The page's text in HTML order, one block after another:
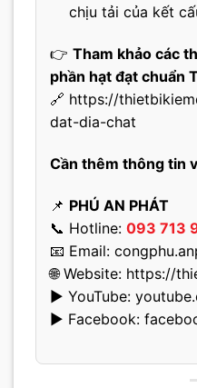
chịu tải của kết
👉 Tham khảo các
phần hạt đạt chuẩn
🔗 https://
dat-dia-chat
Cần thêm thông tin
📌 PHÚ AN PHÁT
📞 Hotline: 093 713
📧 Email:
🌐 Website: https://
▶️ YouTube:
▶️ Facebook: